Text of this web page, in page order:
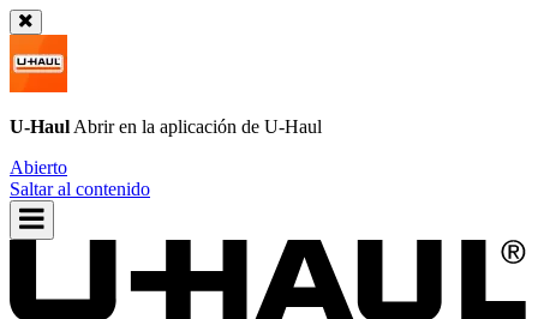
U-Haul Abrir en la aplicación de U-Haul
Abierto
Saltar al contenido